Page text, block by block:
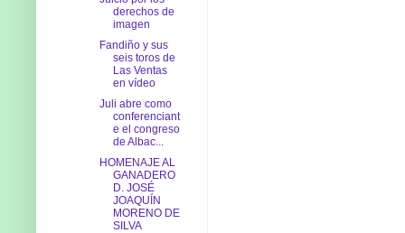
derechos de
imagen
Fandiño y sus
seis toros de
Las Ventas
en vídeo
Juli abre como
conferenciant
e el congreso
de Albac...
HOMENAJE AL
GANADERO
D. JOSÉ
JOAQUÍN
MORENO DE
SILVA